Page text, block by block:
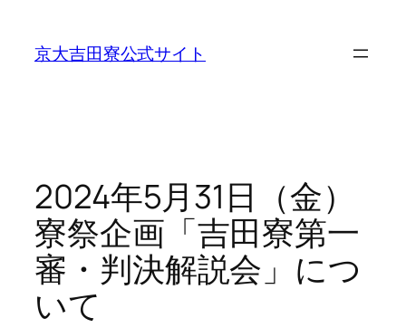
京大吉田寮公式サイト
2024年5月31日（金）
寮祭企画「吉田寮第一
審・判決解説会」につ
いて